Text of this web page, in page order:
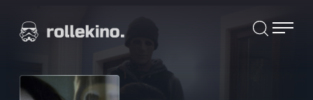
suoraan
Elokuvat ja elokuva-arviot | Rollekino.fi
jälkeen.